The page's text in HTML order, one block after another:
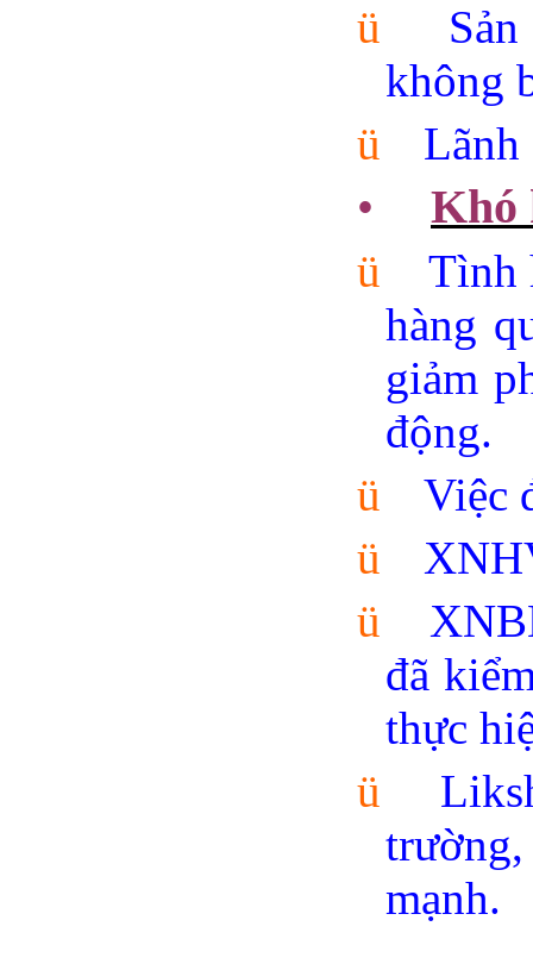
ü
không
ü
Lãnh
• Khó
ü
Tình
hàng
giảm
động.
ü
Việc
ü
ü
đã
thực
ü
mạnh.